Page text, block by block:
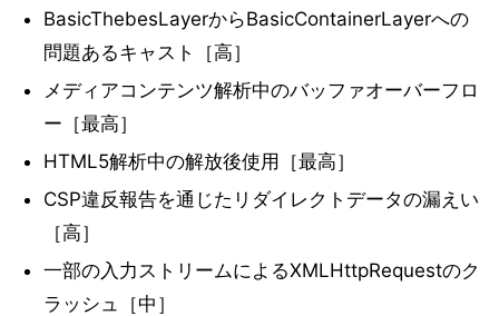
BasicThebesLayerからBasicContainerLayerへの
問題あるキャスト［高］
メディアコンテンツ解析中のバッファオーバーフロ
ー［最高］
HTML5解析中の解放後使用［最高］
CSP違反報告を通じたリダイレクトデータの漏えい
［高］
一部の入力ストリームによるXMLHttpRequestのク
ラッシュ［中］